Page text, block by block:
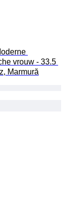
vrouw - 33.5
Marmură